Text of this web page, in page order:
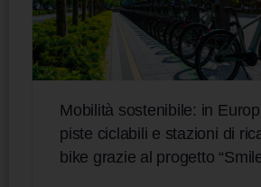
Mobilità sostenibile: in
piste ciclabili e stazioni di
bike grazie al progetto